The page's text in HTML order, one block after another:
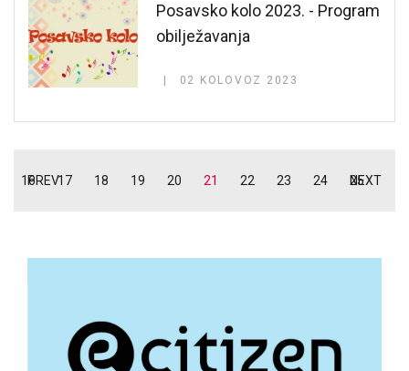
Posavsko kolo 2023. - Program
obilježavanja
02 KOLOVOZ 2023
PREV
16 17 18 19 20 21 22 23 24 25
NEXT